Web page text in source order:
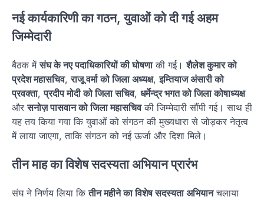
नई कार्यकारिणी का गठन, युवाओं को दी गई अहम
जिम्मेदारी
बैठक मेंसंघ के नए पदाधिकारियों की घोषणाकी गई।शैलेश कुमार को
प्रदेश महासचिव,राजू वर्मा को जिला अध्यक्ष,इम्तियाज अंसारी को
प्रवक्ता,प्रदीप मोदी को जिला सचिव, धर्मेन्द्र भगत को जिला कोषाध्यक्ष
औरसनोज़ पासवान को जिला महासचिवकी जिम्मेदारी सौंपी गई। साथ ही
यह तय किया गया कि युवाओं को संगठन की मुख्यधारा से जोड़कर नेतृत्व
में लाया जाएगा, ताकि संगठन को नई ऊर्जा और दिशा मिले।
तीन माह का विशेष सदस्यता अभियान प्रारंभ
संघ ने निर्णय लिया कितीन महीने का विशेष सदस्यता अभियानचलाया